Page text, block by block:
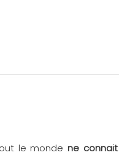
le mondene